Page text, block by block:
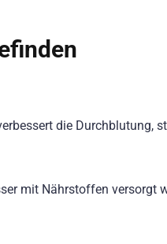
die Durchblutung,
mit Nährstoffen versorgt